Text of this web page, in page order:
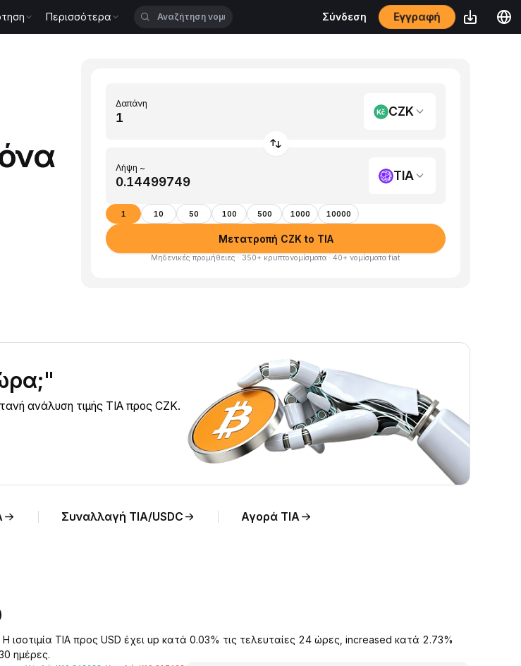
Περισσότερα Σύνδεση Εγγραφή
Δαπάνη
CZK
Λήψη ~
TIA
1 10 50 100 500 1000 10000
Μετατροπή CZK to TIA
Μηδενικές προμήθειες · 350+ κρυπτονομίσματα · 40+ νομίσματα fiat
ανάλυση τιμής TIA προς CZK.
Συναλλαγή TIA/USDC Αγορά TIA
TIA προς USD έχει up κατά 0.03% τις τελευταίες 24 ώρες, increased κατά 2.73%
ημέρες.